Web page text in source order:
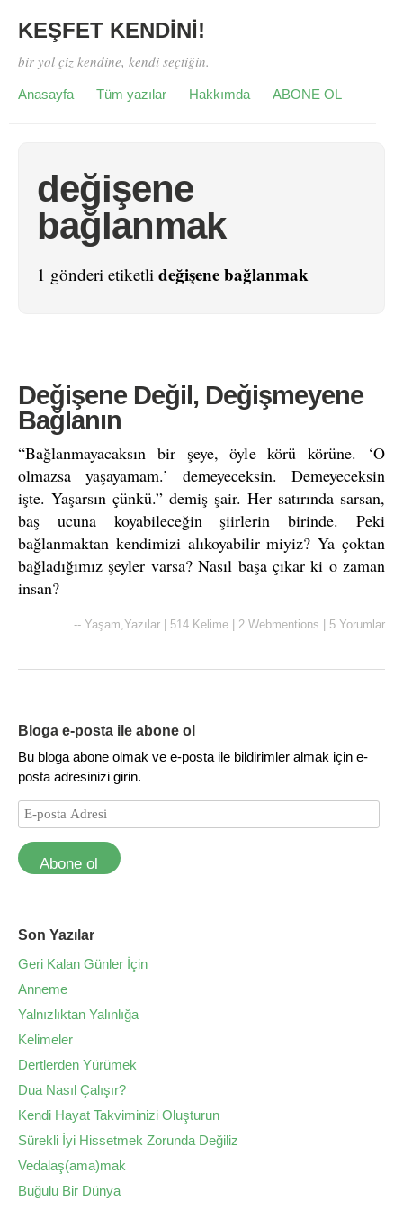
KEŞFET KENDİNİ!
bir yol çiz kendine, kendi seçtiğin.
Anasayfa Tüm yazılar Hakkımda ABONE OL
değişene
bağlanmak
1 gönderi etiketli değişene bağlanmak
Değişene Değil, Değişmeyene
Bağlanın
“Bağlanmayacaksın bir şeye, öyle körü körüne. ‘O
olmazsa yaşayamam.’ demeyeceksin. Demeyeceksin
işte. Yaşarsın çünkü.” demiş şair. Her satırında sarsan,
baş ucuna koyabileceğin şiirlerin birinde. Peki
bağlanmaktan kendimizi alıkoyabilir miyiz? Ya çoktan
bağladığımız şeyler varsa? Nasıl başa çıkar ki o zaman
insan?
-- Yaşam,Yazılar 514 Kelime 2 Webmentions 5 Yorumlar
Bloga e-posta ile abone ol
Bu bloga abone olmak ve e-posta ile bildirimler almak için e-
posta adresinizi girin.
Abone ol
Son Yazılar
Geri Kalan Günler İçin
Anneme
Yalnızlıktan Yalınlığa
Kelimeler
Dertlerden Yürümek
Dua Nasıl Çalışır?
Kendi Hayat Takviminizi Oluşturun
Sürekli İyi Hissetmek Zorunda Değiliz
Vedalaş(ama)mak
Buğulu Bir Dünya